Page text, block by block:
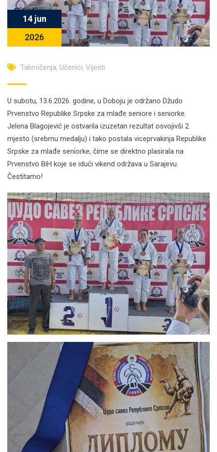
14 jun
2026
Takmičenja, Učenici, Vijesti
U subotu, 13.6.2026. godine, u Doboju je održano Džudo
Prvenstvo Republike Srpske za mlađe seniore i seniorke.
Jelena Blagojević je ostvarila izuzetan rezultat osvojivši 2.
mjesto (srebrnu medalju) i tako postala viceprvakinja Republike
Srpske za mlađe seniorke, čime se direktno plasirala na
Prvenstvo BiH koje se idući vikend održava u Sarajevu.
Čestitamo!